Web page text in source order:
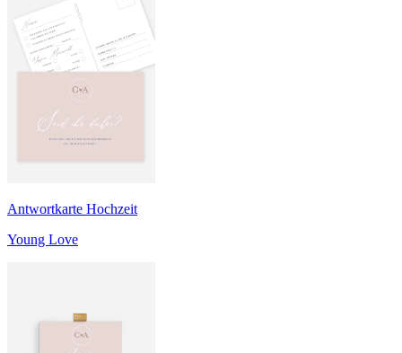
Antwortkarte Hochzeit
Young Love